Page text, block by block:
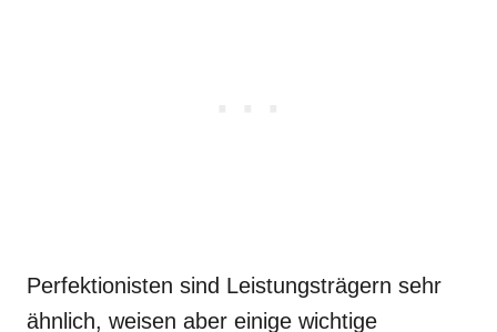
Perfektionisten sind Leistungsträgern sehr
ähnlich, weisen aber einige wichtige